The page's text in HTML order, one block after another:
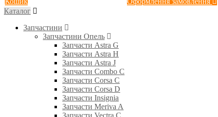
Каталог
Запчастини
Запчастини Опель
Запчасти Astra G
Запчасти Astra H
Запчасти Astra J
Запчасти Combo C
Запчасти Corsa C
Запчасти Corsa D
Запчасти Insignia
Запчасти Meriva A
Запчасти Vectra C